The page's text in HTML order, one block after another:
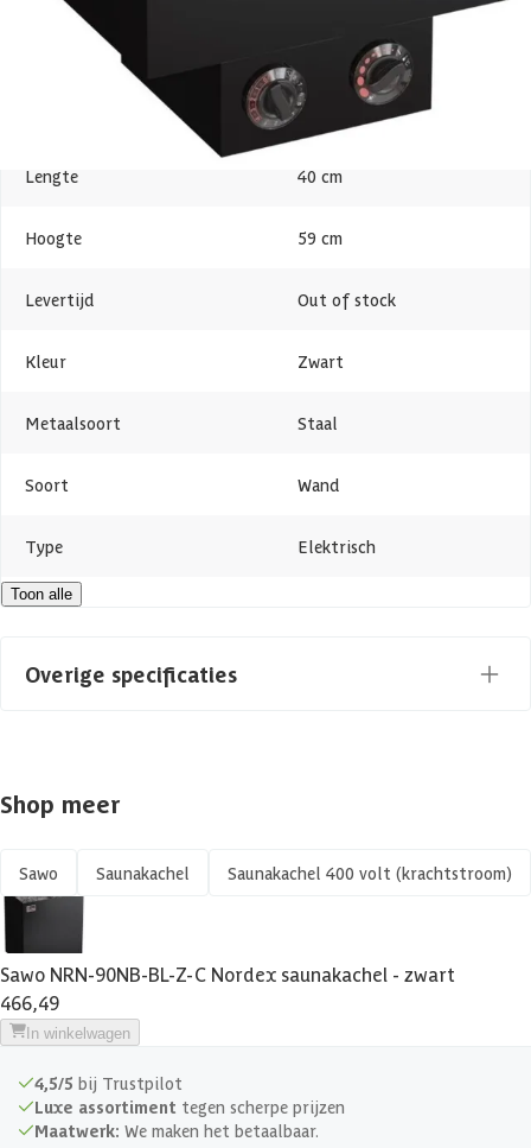
30 cm
Lengte 40 cm
Hoogte 59 cm
Levertijd Out of stock
Kleur Zwart
Metaalsoort Staal
Soort Wand
Type Elektrisch
Azalp artikelcode
EAN-code
Toon alle
Overige specificaties
Kachel soort
Saunakachel
Door een erkend
installateur/elektricien
Gewicht
Voeding
Vermogen (kw)
Bediening Op de kachel
Shop meer
Sawo Saunakachel Saunakachel 400 volt (krachtstroom)
Sawo NRN-90NB-BL-Z-C Nordex saunakachel - zwart
466,49
In winkelwagen
4,5/5 bij Trustpilot
Luxe assortiment tegen scherpe prijzen
Maatwerk: We maken het betaalbaar.